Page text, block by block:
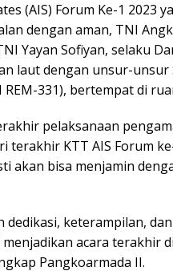
(AIS) Forum Ke-1 2023
dengan aman, TNI
Yayan Sofiyan, selaku
laut dengan unsur-unsur
331), bertempat di
pelaksanaan
terakhir KTT AIS Forum
akan bisa menjamin
dedikasi, keterampilan,
acara terakhir
Pangkoarmada II.